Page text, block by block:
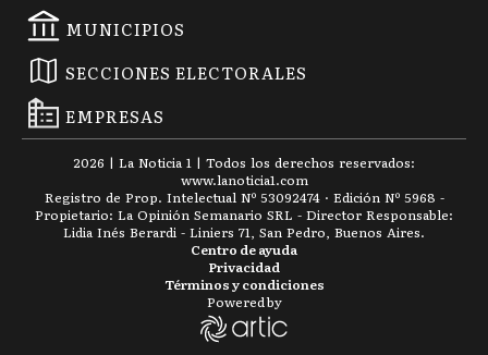
MUNICIPIOS
SECCIONES ELECTORALES
EMPRESAS
2026 | La Noticia 1 | Todos los derechos reservados:
www.lanoticia1.com
Registro de Prop. Intelectual Nº 53092474 · Edición Nº 5968 -
Propietario: La Opinión Semanario SRL - Director Responsable:
Lidia Inés Berardi - Liniers 71, San Pedro, Buenos Aires.
Términos y condiciones
Privacidad
Centro de ayuda
Powered by